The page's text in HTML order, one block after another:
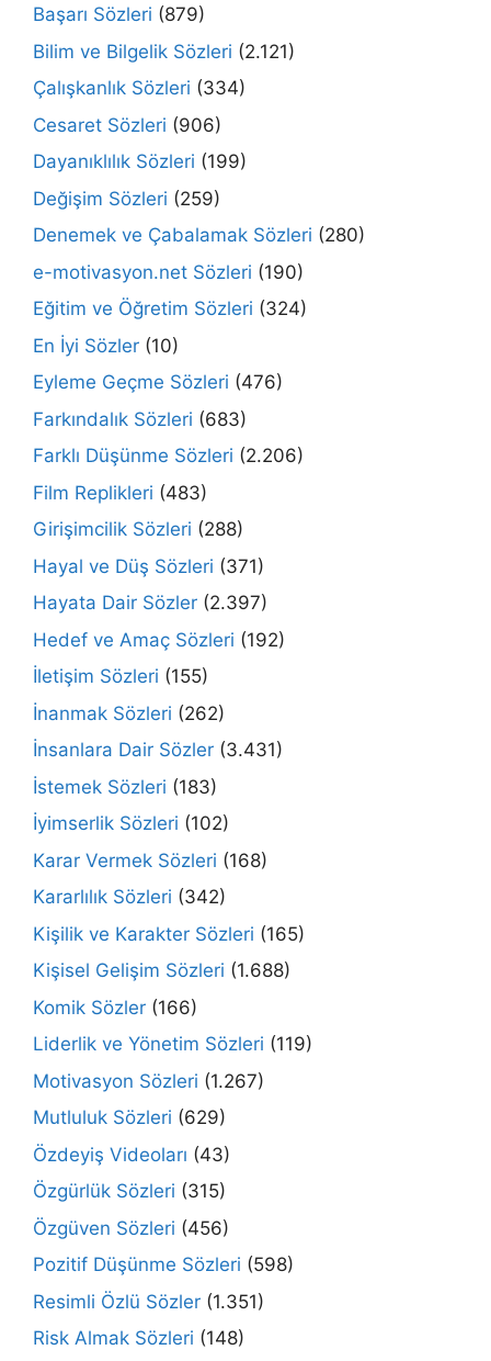
Başarı Sözleri (879)
Bilim ve Bilgelik Sözleri (2.121)
Çalışkanlık Sözleri (334)
Cesaret Sözleri (906)
Dayanıklılık Sözleri (199)
Değişim Sözleri (259)
Denemek ve Çabalamak Sözleri (280)
e-motivasyon.net Sözleri (190)
Eğitim ve Öğretim Sözleri (324)
En İyi Sözler (10)
Eyleme Geçme Sözleri (476)
Farkındalık Sözleri (683)
Farklı Düşünme Sözleri (2.206)
Film Replikleri (483)
Girişimcilik Sözleri (288)
Hayal ve Düş Sözleri (371)
Hayata Dair Sözler (2.397)
Hedef ve Amaç Sözleri (192)
İletişim Sözleri (155)
İnanmak Sözleri (262)
İnsanlara Dair Sözler (3.431)
İstemek Sözleri (183)
İyimserlik Sözleri (102)
Karar Vermek Sözleri (168)
Kararlılık Sözleri (342)
Kişilik ve Karakter Sözleri (165)
Kişisel Gelişim Sözleri (1.688)
Komik Sözler (166)
Liderlik ve Yönetim Sözleri (119)
Motivasyon Sözleri (1.267)
Mutluluk Sözleri (629)
Özdeyiş Videoları (43)
Özgürlük Sözleri (315)
Özgüven Sözleri (456)
Pozitif Düşünme Sözleri (598)
Resimli Özlü Sözler (1.351)
Risk Almak Sözleri (148)